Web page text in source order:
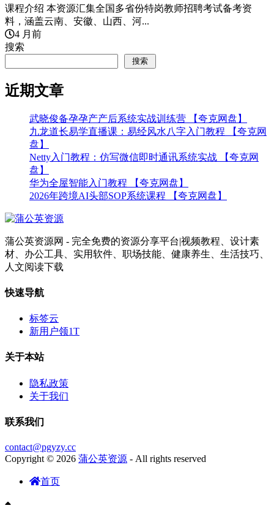
课程介绍 本资源汇集全国多省份特岗教师招聘考试备考资
料，涵盖云南、安徽、山西、河...
4 月前
搜索
搜索
近期文章
武晓俊备孕孕产产后系统实战训练营 【夸克网盘】
九龙道长易学直播课：易经风水八字入门教程 【夸克网
盘】
Netty入门教程：仿写微信即时通讯系统实战 【夸克网
盘】
华为全屋智能入门教程 【夸克网盘】
2026年跨境AI头部SOP系统课程 【夸克网盘】
蒲公英资源网 - 完全免费的资源分享平台|视频教程、设计素
材、办公工具、实用软件、职场技能、健康养生、生活技巧、
人文阅读下载
快速导航
标签云
新用户领1T
关于本站
隐私政策
关于我们
联系我们
contact@pgyzy.cc
Copyright © 2026 蒲公英资源 - All rights reserved
首页